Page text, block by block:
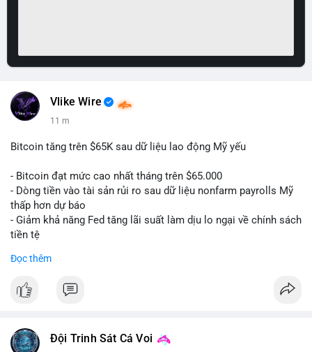
Vlike Wire
11 m
Bitcoin tăng trên $65K sau dữ liệu lao động Mỹ yếu
- Bitcoin đạt mức cao nhất tháng trên $65.000
- Dòng tiền vào tài sản rủi ro sau dữ liệu nonfarm payrolls Mỹ
thấp hơn dự báo
- Giảm khả năng Fed tăng lãi suất làm dịu lo ngại về chính sách
tiền tệ
📰 Nguồn: Cointelegraph
Đọc thêm
Đội Trinh Sát Cá Voi